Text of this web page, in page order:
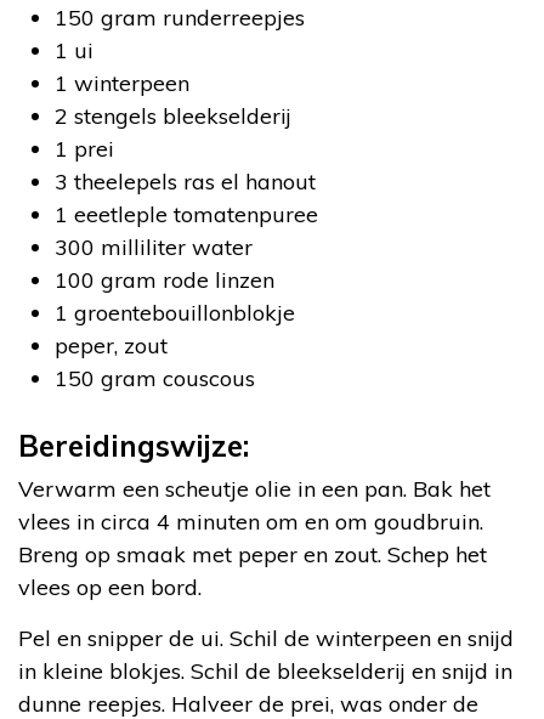
150 gram runderreepjes
1 ui
1 winterpeen
2 stengels bleekselderij
1 prei
3 theelepels ras el hanout
1 eeetleple tomatenpuree
300 milliliter water
100 gram rode linzen
1 groentebouillonblokje
peper, zout
150 gram couscous
Bereidingswijze:
Verwarm een scheutje olie in een pan. Bak het
vlees in circa 4 minuten om en om goudbruin.
Breng op smaak met peper en zout. Schep het
vlees op een bord.
Pel en snipper de ui. Schil de winterpeen en snijd
in kleine blokjes. Schil de bleekselderij en snijd in
dunne reepjes. Halveer de prei, was onder de